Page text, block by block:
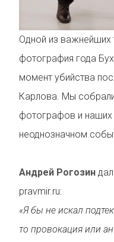
Одной из важнейших
фотография года
момент убийства
Карлова. Мы
фотографов и наших
неоднозначном
Андрей Рогозин дал
pravmir.ru:
«Я бы не искал
то провокация или